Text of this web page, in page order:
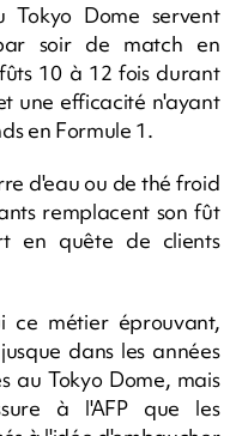
Tokyo Dome servent
soir de match en
10 à 12 fois durant
une efficacité n'ayant
en Formule 1.
d'eau ou de thé froid
remplacent son fût
en quête de clients
ce métier éprouvant,
dans les années
au Tokyo Dome, mais
à l'AFP que les